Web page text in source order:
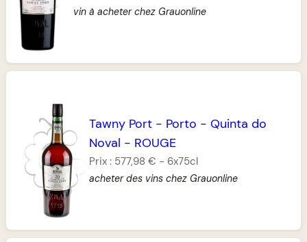
vin à acheter chez Grauonline
Tawny Port- Porto - Quinta do
Noval - ROUGE
Prix : 577,98 € - 6x75cl
acheter des vins chez Grauonline